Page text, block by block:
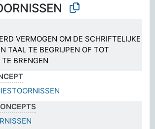
VERMOGEN OM DE SCHRIFTELIJKE
TAAL TE BEGRIJPEN OF TOT
BRENGEN